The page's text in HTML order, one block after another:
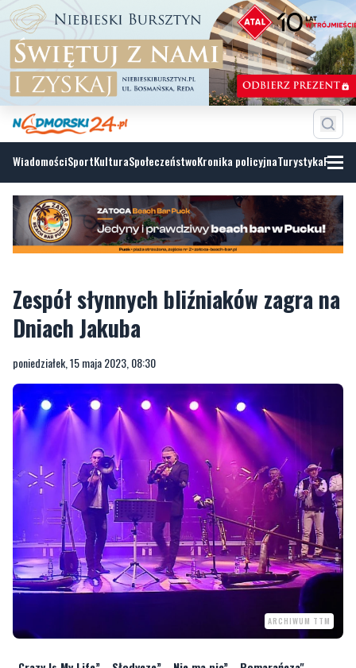
WiadomościSportKulturaSpołeczeństwoKronika policyjnaTurystyka
Zespół słynnych bliźniaków zagra na
Dniach Jakuba
poniedziałek, 15 maja 2023, 08:30
ARCHIWUM TTM